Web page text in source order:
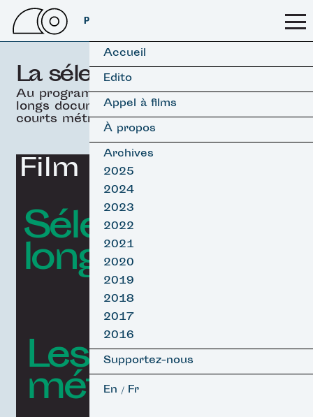
PSSFF 2026
Accueil
Edito
Appel à films
À propos
Archives
2025
2024
2023
2022
2021
2020
2019
2018
2017
2016
Supportez-nous
En / Fr
La sélection officielle
Au programme, 19 films
longs documentaires &
courts métrages.
Film d'ouverture
Sélection
longs Surf
Les courts
métrages